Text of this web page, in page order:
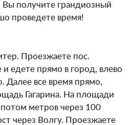
Вы получите грандиозный
проведете время!
Проезжаете пос.
едете прямо в город, влево
Далее все время прямо,
Гагарина. На площади
потом метров через 100
через Волгу. Проезжаете